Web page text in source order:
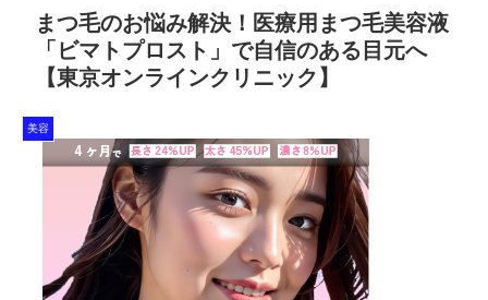
まつ毛のお悩み解決！医療用まつ毛美容液
「ビマトプロスト」で自信のある目元へ
【東京オンラインクリニック】
美容